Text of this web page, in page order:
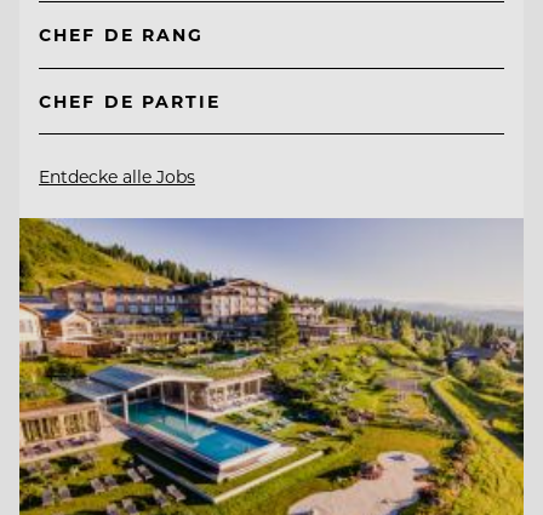
CHEF DE RANG
CHEF DE PARTIE
Entdecke alle Jobs